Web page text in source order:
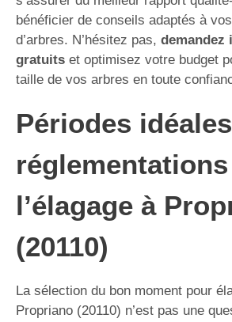
bénéficier de conseils adaptés à
d’arbres. N’hésitez pas, demandez
gratuits et optimisez votre budget
taille de vos arbres en toute
Périodes
l’élagage à
(20110)
La sélection du bon moment pour
Propriano (20110) n’est pas une